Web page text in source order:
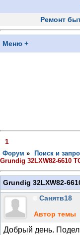
Ремонт
Меню +
1
Форум » Поиск и
Grundig 32LXW82-6610
Grundig 32LXW82-
Санятв18
Автор темы
Добрый день.